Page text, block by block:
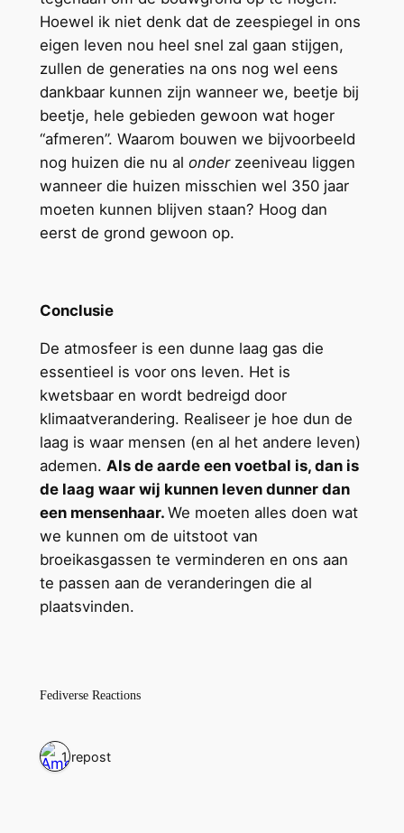
Hoewel ik niet denk dat de zeespiegel in ons
eigen leven nou heel snel zal gaan stijgen,
zullen de generaties na ons nog wel eens
dankbaar kunnen zijn wanneer we, beetje bij
beetje, hele gebieden gewoon wat hoger
“afmeren”. Waarom bouwen we bijvoorbeeld
nog huizen die nu al onderzeeniveau liggen
wanneer die huizen misschien wel 350 jaar
moeten kunnen blijven staan? Hoog dan
eerst de grond gewoon op.
Conclusie
De atmosfeer is een dunne laag gas die
essentieel is voor ons leven. Het is
kwetsbaar en wordt bedreigd door
klimaatverandering. Realiseer je hoe dun de
laag is waar mensen (en al het andere leven)
ademen. Als de aarde een voetbal is, dan is
de laag waar wij kunnen leven dunner dan
een mensenhaar. We moeten alles doen wat
we kunnen om de uitstoot van
broeikasgassen te verminderen en ons aan
te passen aan de veranderingen die al
plaatsvinden.
Fediverse Reactions
1 repost